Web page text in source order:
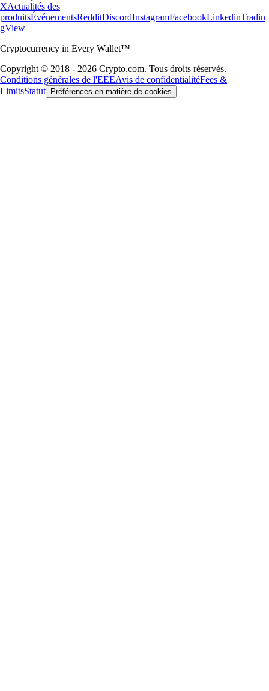
XActualités des
produitsÉvénementsRedditDiscordInstagramFacebookLinkedinTradin
gView
Cryptocurrency in Every Wallet™
Copyright © 2018 - 2026 Crypto.com. Tous droits réservés.
Conditions générales de l'EEEAvis de confidentialitéFees &
LimitsStatut Préférences en matière de cookies